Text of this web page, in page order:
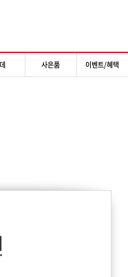
사은품 이벤트/혜택